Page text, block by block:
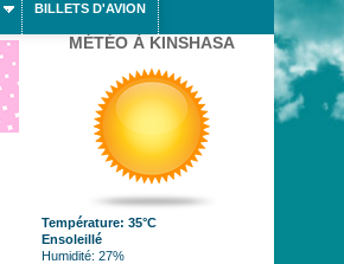
BILLETS D'AVION
MÉTÉO À KINSHASA
Température: 35°C
Ensoleillé
Humidité: 27%